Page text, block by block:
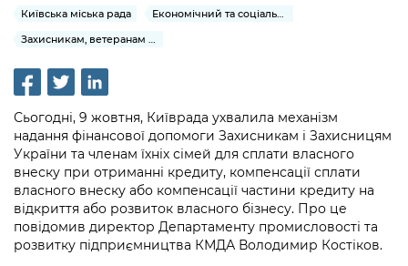
Рішення та розпорядження
Проєкти розпоряджень, що
перебувають на погодженні КМВА
Рішення Київради
Контактна інформація
Графік роботи та прийому громадян
Вакансії
Освіта та навчальні заклади
Навколишнє середовище міста
Містобудування та земельні ділянки
Культура, спорт, дозвілля
Бізнес та ліцензування
Фінанси та бюджет
Громадська експертиза
Консультації з громадськістю
Громадська рада
Петиції
Відкритий бюджет
Контактний центр
Інформація з обмеженим доступом
Подати запит онлайн
Проекти нормативно-правових та
інших актів
Нормативна база
Питання і відповіді про публічну
інформацію
Медіагалерея
КМДА / Subscribe to announcements
from the KCSA
Порядок акредитації медіа /
Accreditation process
Подати журналістський запит /
Submitting a media request
Зйомки в лікарнях в умовах воєнного
Портал Послуг
Київська міська рада
Економічний та соціальний розвиток
Сьогодні, 9 жовтня, Київрада ухвалила механізм
надання фінансової допомоги Захисникам і Захисницям
України та членам їхніх сімей для сплати власного
внеску при отриманні кредиту, компенсації сплати
власного внеску або компенсації частини кредиту на
відкриття або розвиток власного бізнесу. Про це
повідомив директор Департаменту промисловості та
розвитку підприємництва КМДА Володимир Костіков.